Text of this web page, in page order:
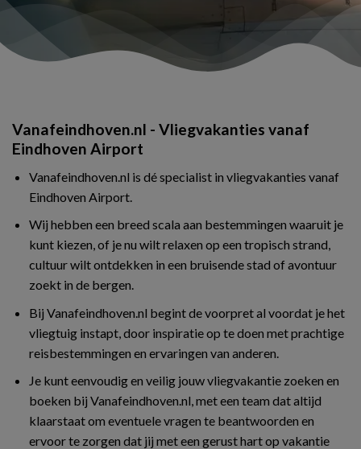
Vanafeindhoven.nl - Vliegvakanties vanaf
Eindhoven Airport
Vanafeindhoven.nl is dé specialist in vliegvakanties vanaf
Eindhoven Airport.
Wij hebben een breed scala aan bestemmingen waaruit je
kunt kiezen, of je nu wilt relaxen op een tropisch strand,
cultuur wilt ontdekken in een bruisende stad of avontuur
zoekt in de bergen.
Bij Vanafeindhoven.nl begint de voorpret al voordat je het
vliegtuig instapt, door inspiratie op te doen met prachtige
reisbestemmingen en ervaringen van anderen.
Je kunt eenvoudig en veilig jouw vliegvakantie zoeken en
boeken bij Vanafeindhoven.nl, met een team dat altijd
klaarstaat om eventuele vragen te beantwoorden en
ervoor te zorgen dat jij met een gerust hart op vakantie